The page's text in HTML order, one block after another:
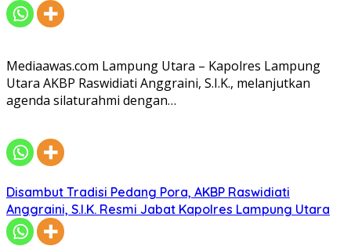
Mediaawas.com Lampung Utara – Kapolres Lampung
Utara AKBP Raswidiati Anggraini, S.I.K., melanjutkan
agenda silaturahmi dengan…
Disambut Tradisi Pedang Pora, AKBP Raswidiati
Anggraini, S.I.K. Resmi Jabat Kapolres Lampung Utara